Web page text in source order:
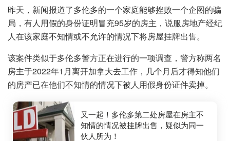
昨天，新闻报道了多伦多的一个家庭能够挫败一个企图的骗
局，有人用假的身份证明冒充95岁的房主，说服房地产经纪
人在该家庭不知情或不允许的情况下将房屋挂牌出售。
该案件类似于多伦多警方正在进行的一项调查，警方称两名
房主于2022年1月离开加拿大去工作，几个月后才得知他们
的房产已在他们不知情的情况下被人用假身份证件卖掉。
又一起！多伦多第二处房屋在房主不
知情的情况被挂牌出售，疑似为同一
伙人所为！